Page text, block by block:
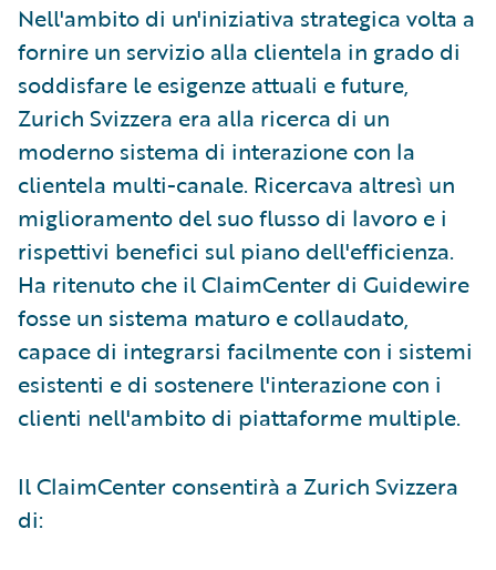
Nell'ambito di un'iniziativa strategica volta a
fornire un servizio alla clientela in grado di
soddisfare le esigenze attuali e future,
Zurich Svizzera era alla ricerca di un
moderno sistema di interazione con la
clientela multi-canale. Ricercava altresì un
miglioramento del suo flusso di lavoro e i
rispettivi benefici sul piano dell'efficienza.
Ha ritenuto che il ClaimCenter di Guidewire
fosse un sistema maturo e collaudato,
capace di integrarsi facilmente con i sistemi
esistenti e di sostenere l'interazione con i
clienti nell'ambito di piattaforme multiple.
Il ClaimCenter consentirà a Zurich Svizzera
di: